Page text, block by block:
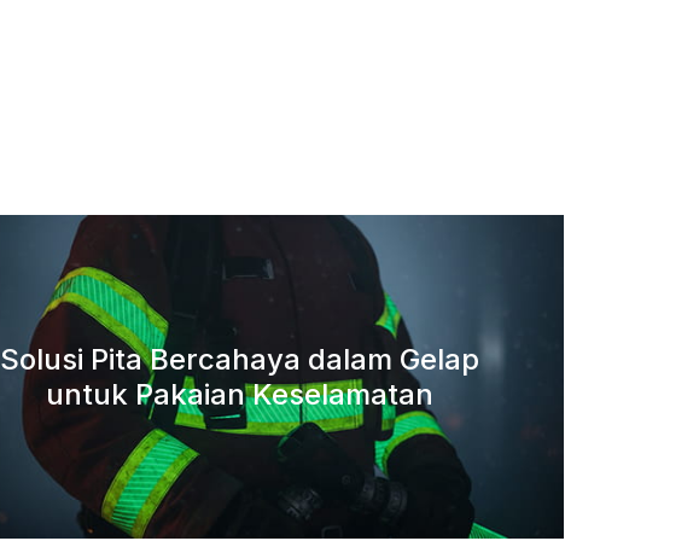
Solusi Pita Bercahaya dalam Gelap
untuk Pakaian Keselamatan